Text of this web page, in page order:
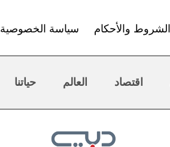
الشروط والأحكام سياسة الخصوصية
اقتصاد العالم حياتنا